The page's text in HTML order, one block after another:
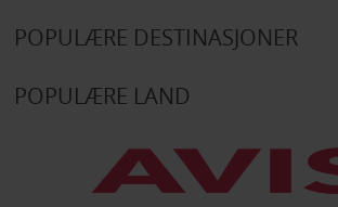
POPULÆRE DESTINASJONER
POPULÆRE LAND